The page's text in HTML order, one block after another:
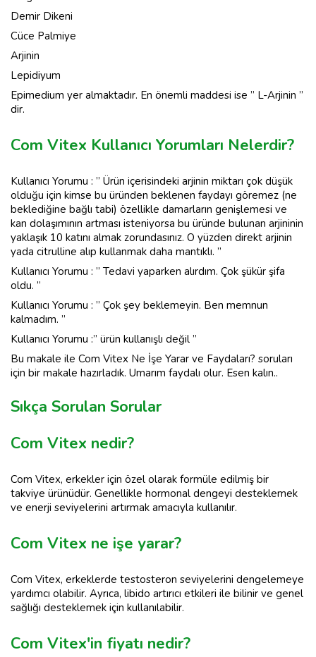
Demir Dikeni
Cüce Palmiye
Arjinin
Lepidiyum
Epimedium yer almaktadır. En önemli maddesi ise ” L-Arjinin ”
dir.
Com Vitex Kullanıcı Yorumları Nelerdir?
Kullanıcı Yorumu : ” Ürün içerisindeki arjinin miktarı çok düşük
olduğu için kimse bu üründen beklenen faydayı göremez (ne
beklediğine bağlı tabi) özellikle damarların genişlemesi ve
kan dolaşımının artması isteniyorsa bu üründe bulunan arjininin
yaklaşık 10 katını almak zorundasınız. O yüzden direkt arjinin
yada citrulline alıp kullanmak daha mantıklı. ”
Kullanıcı Yorumu : ” Tedavi yaparken alırdım. Çok şükür şifa
oldu. ”
Kullanıcı Yorumu : ” Çok şey beklemeyin. Ben memnun
kalmadım. ”
Kullanıcı Yorumu :” ürün kullanışlı değil ”
Bu makale ile Com Vitex Ne İşe Yarar ve Faydaları? soruları
için bir makale hazırladık. Umarım faydalı olur. Esen kalın..
Sıkça Sorulan Sorular
Com Vitex nedir?
Com Vitex, erkekler için özel olarak formüle edilmiş bir
takviye ürünüdür. Genellikle hormonal dengeyi desteklemek
ve enerji seviyelerini artırmak amacıyla kullanılır.
Com Vitex ne işe yarar?
Com Vitex, erkeklerde testosteron seviyelerini dengelemeye
yardımcı olabilir. Ayrıca, libido artırıcı etkileri ile bilinir ve genel
sağlığı desteklemek için kullanılabilir.
Com Vitex'in fiyatı nedir?